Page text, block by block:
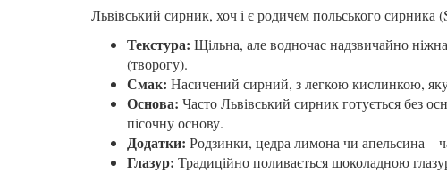
Львівський сирник, хоч і є родичем польського сирника
Текстура: Щільна, але водночас надзвичайно
(творогу).
Смак: Насичений сирний, з легкою кислинкою, яку
Основа: Часто Львівський сирник готується без
пісочну основу.
Додатки: Родзинки, цедра лимона чи апельсина –
Глазур: Традиційно поливається шоколадною